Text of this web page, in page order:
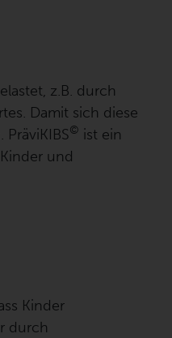
z.B. durch
Damit sich diese
© ist ein
und
Kinder
durch